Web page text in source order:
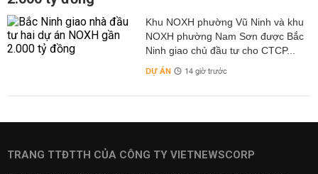
Khu NOXH phường Vũ Ninh và khu
NOXH phường Nam Sơn được Bắc
Ninh giao chủ đầu tư cho CTCP...
DỰ ÁN 14 giờ trước
TRANG TTĐTTH CỦA CÔNG TY VIETNEWSCORP